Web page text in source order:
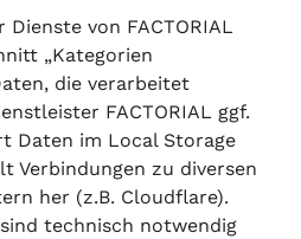
von FACTORIAL
„Kategorien
die verarbeitet
FACTORIAL ggf.
Daten im Local Storage
Verbindungen zu diversen
her (z.B. Cloudflare).
technisch notwendig